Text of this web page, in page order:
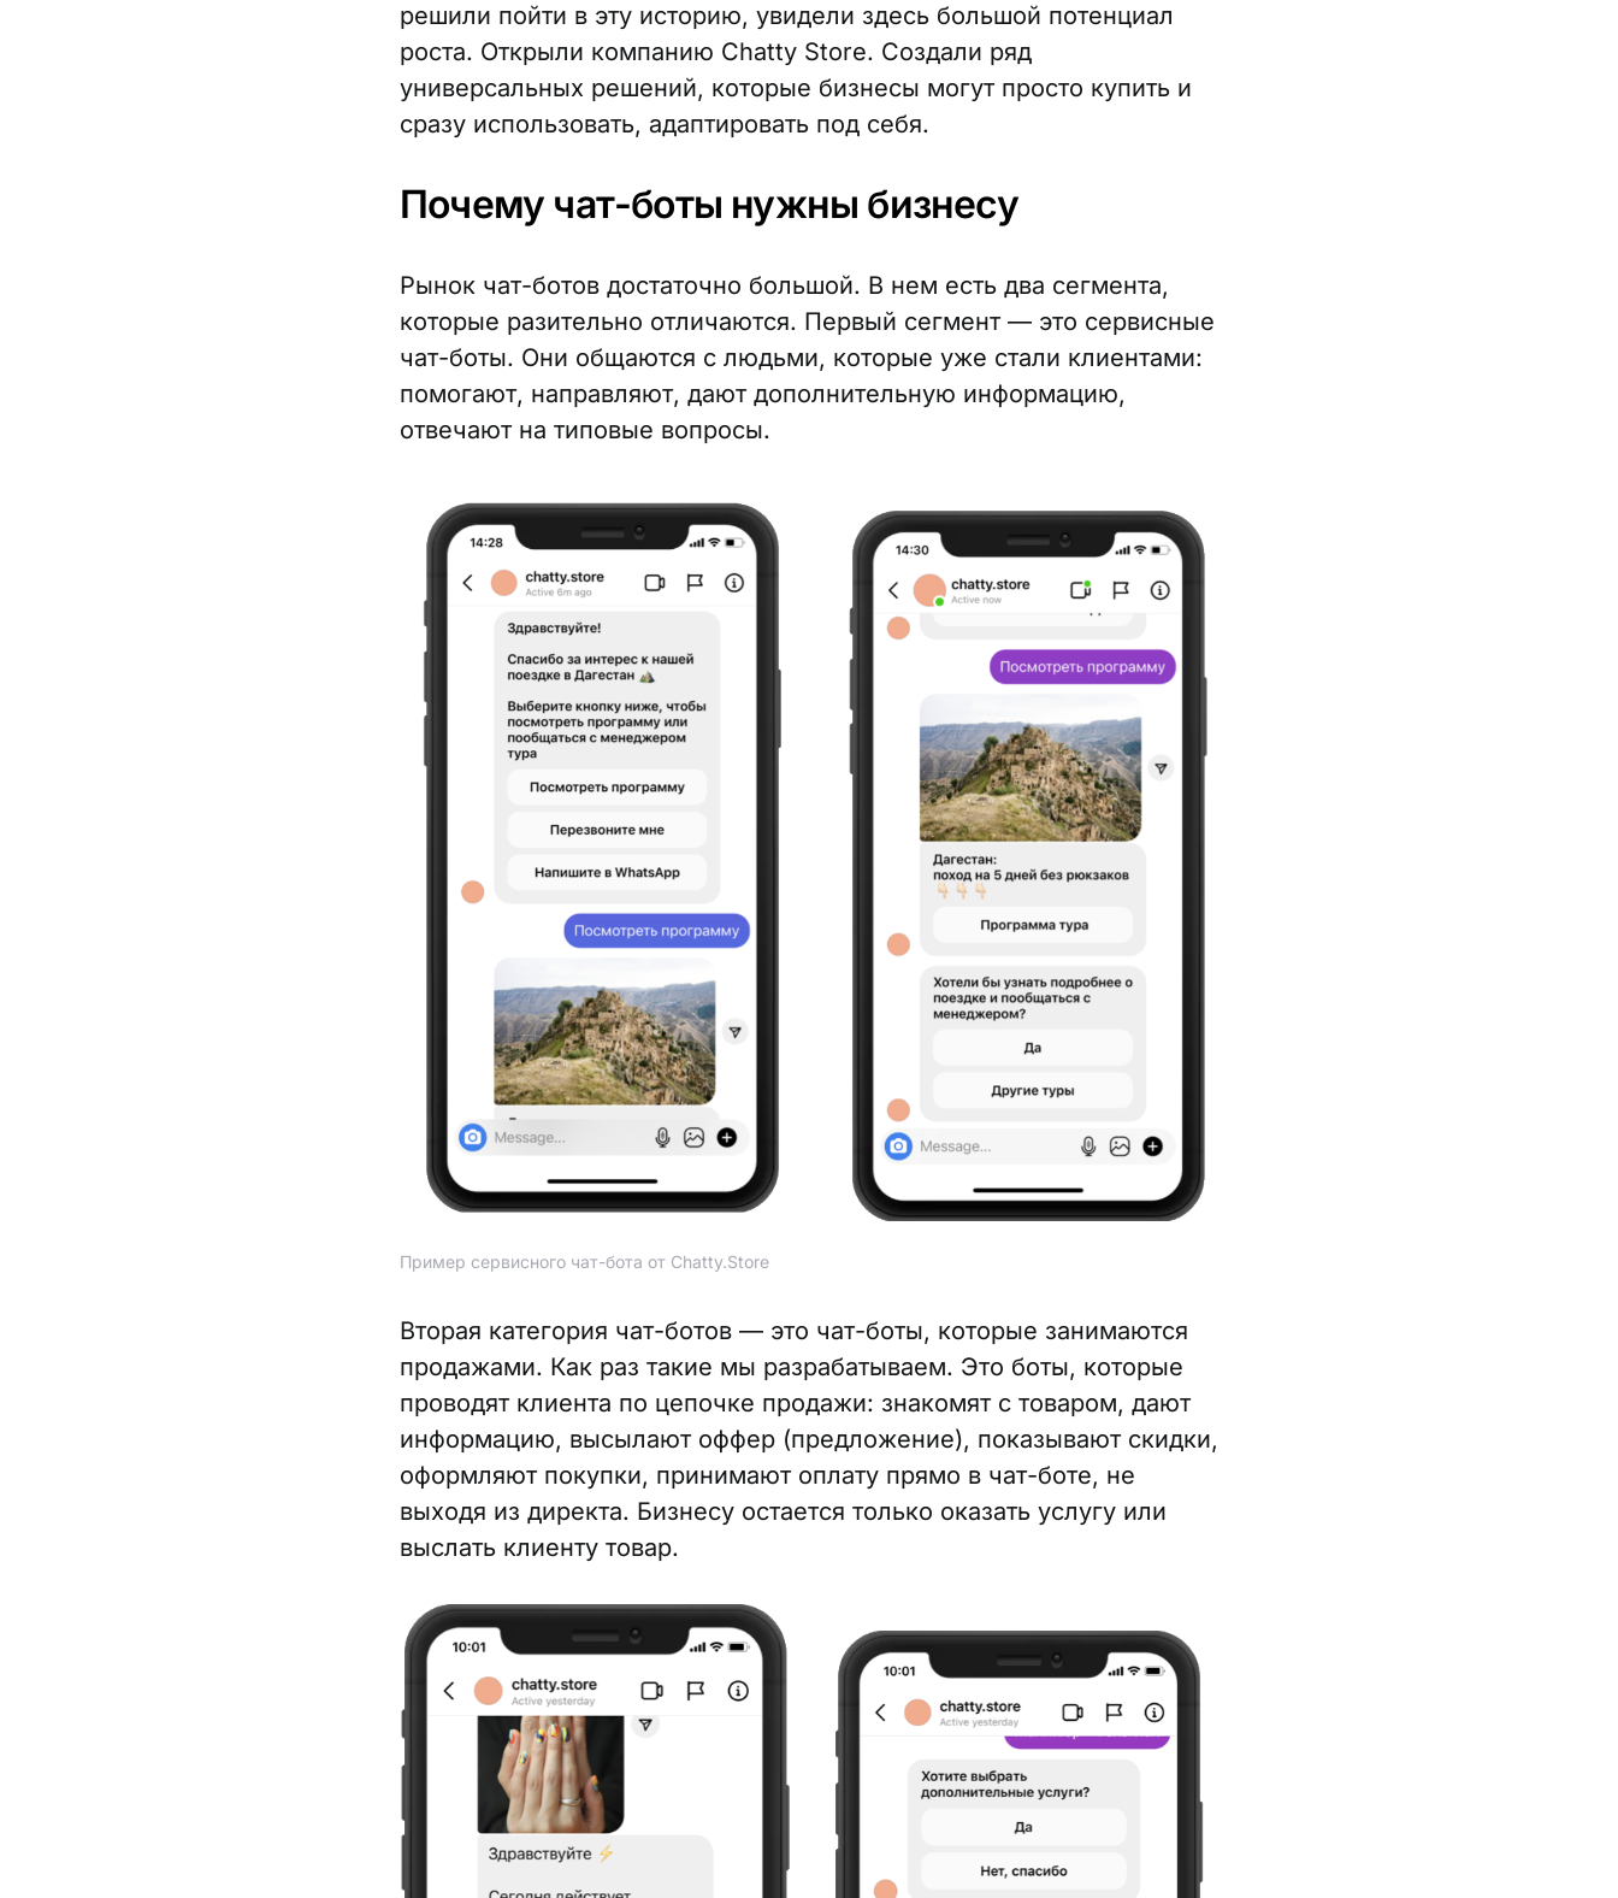
решили пойти в эту историю, увидели здесь большой потенциал
роста. Открыли компанию Chatty Store. Создали ряд
универсальных решений, которые бизнесы могут просто купить и
сразу использовать, адаптировать под себя.
Почему чат-боты нужны бизнесу
Рынок чат-ботов достаточно большой. В нем есть два сегмента,
которые разительно отличаются. Первый сегмент — это сервисные
чат-боты. Они общаются с людьми, которые уже стали клиентами:
помогают, направляют, дают дополнительную информацию,
отвечают на типовые вопросы.
Пример сервисного чат-бота от Chatty.Store
Вторая категория чат-ботов — это чат-боты, которые занимаются
продажами. Как раз такие мы разрабатываем. Это боты, которые
проводят клиента по цепочке продажи: знакомят с товаром, дают
информацию, высылают оффер (предложение), показывают скидки,
оформляют покупки, принимают оплату прямо в чат-боте, не
выходя из директа. Бизнесу остается только оказать услугу или
выслать клиенту товар.